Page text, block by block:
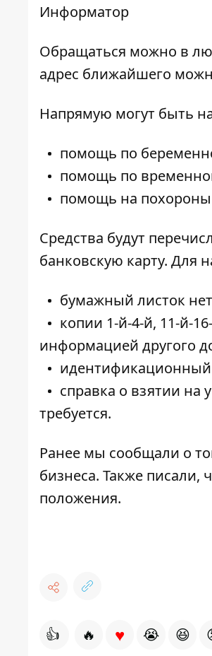
Информатор
Обращаться можно в
адрес ближайшего
Напрямую могут быть
помощь по
помощь по
помощь на
Средства будут
банковскую карту. Для
бумажный листок
копии 1-й-4-й, 11-й-
информацией другого
идентификационный
справка о взятии на
требуется.
Ранее мы сообщали о
бизнеса. Также писали,
положения.
👍 🔥 ♥ 😭 😆